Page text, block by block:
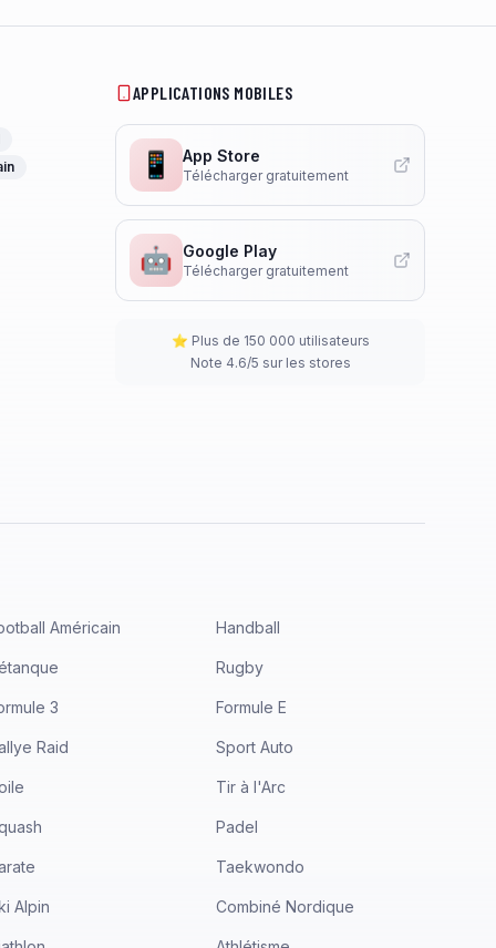
APPLICATIONS MOBILES
📱 App Store
Télécharger gratuitement
🤖 Google Play
Télécharger gratuitement
⭐ Plus de 150 000 utilisateurs
Note 4.6/5 sur les stores
Américain Handball
Rugby
3 Formule E
Raid Sport Auto
Tir à l'Arc
Padel
Taekwondo
Alpin Combiné Nordique